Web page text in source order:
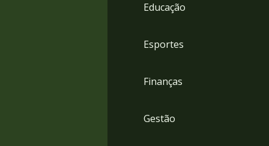
Educação
Esportes
Finanças
Gestão